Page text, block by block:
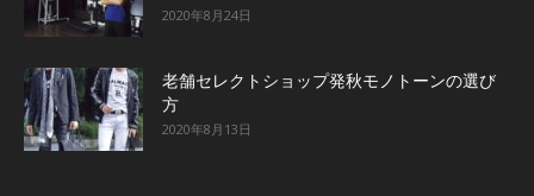
2020年8月24日
老舗セレクトショップ発秋モノトーンの選び
方
2020年8月13日